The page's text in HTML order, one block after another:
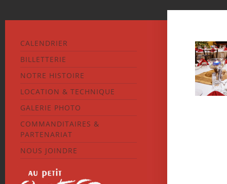
CALENDRIER
BILLETTERIE
NOTRE HISTOIRE
LOCATION & TECHNIQUE
GALERIE PHOTO
COMMANDITAIRES &
PARTENARIAT
NOUS JOINDRE